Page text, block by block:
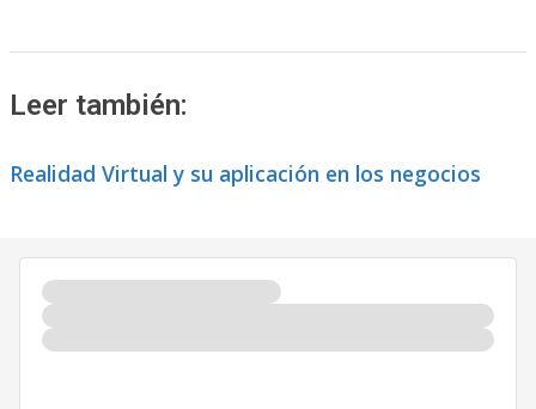
Leer también:
Realidad Virtual y su aplicación en los negocios